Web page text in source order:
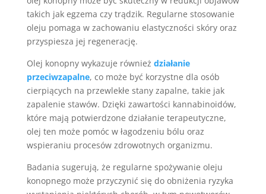
takich jak egzema czy trądzik. Regularne stosowanie
oleju pomaga w zachowaniu elastyczności skóry oraz
przyspiesza jej regenerację.
Olej konopny wykazuje również działanie
przeciwzapalne, co może być korzystne dla osób
cierpiących na przewlekłe stany zapalne, takie jak
zapalenie stawów. Dzięki zawartości kannabinoidów,
które mają potwierdzone działanie terapeutyczne,
olej ten może pomóc w łagodzeniu bólu oraz
wspieraniu procesów zdrowotnych organizmu.
Badania sugerują, że regularne spożywanie oleju
konopnego może przyczynić się do obniżenia ryzyka